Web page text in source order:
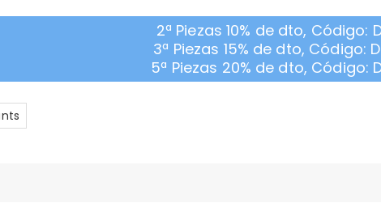
2ª Piezas 10% de dto, Código:
3ª Piezas 15% de dto, Código:
5ª Piezas 20% de dto, Código: